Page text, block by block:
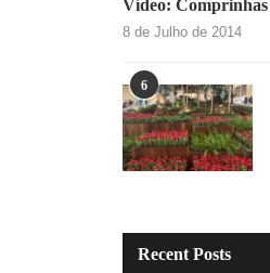
Vídeo:
8 de Julho de 2014
6
Recent Posts